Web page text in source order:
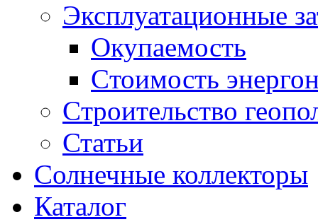
Эксплуатационные
Окупаемость
Cтоимость
Cтроительство
Статьи
Солнечные коллекторы
Каталог